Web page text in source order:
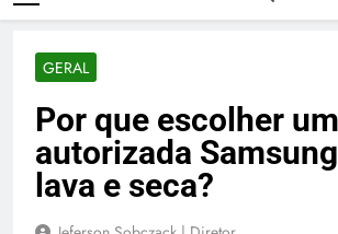
GERAL
Por que escolher
autorizada
lava e seca?